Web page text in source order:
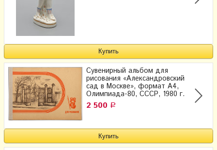
Сувенирный альбом для
рисования «Александровский
сад в Москве», формат А4,
Олимпиада-80, СССР, 1980 г.
2 500 Р